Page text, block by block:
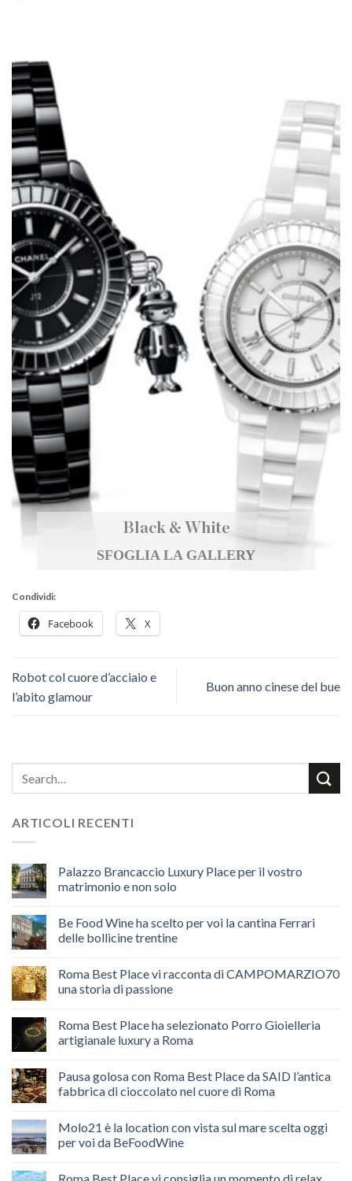
Black & White
SFOGLIA LA GALLERY
Condividi:
Facebook X
Robot col cuore d’acciaio e
l’abito glamour
Buon anno cinese del bue
ARTICOLI RECENTI
Palazzo Brancaccio Luxury Place per il vostro
matrimonio e non solo
Be Food Wine ha scelto per voi la cantina Ferrari
delle bollicine trentine
Roma Best Place vi racconta di CAMPOMARZIO70
una storia di passione
Roma Best Place ha selezionato Porro Gioielleria
artigianale luxury a Roma
Pausa golosa con Roma Best Place da SAID l’antica
fabbrica di cioccolato nel cuore di Roma
Molo21 è la location con vista sul mare scelta oggi
per voi da BeFoodWine